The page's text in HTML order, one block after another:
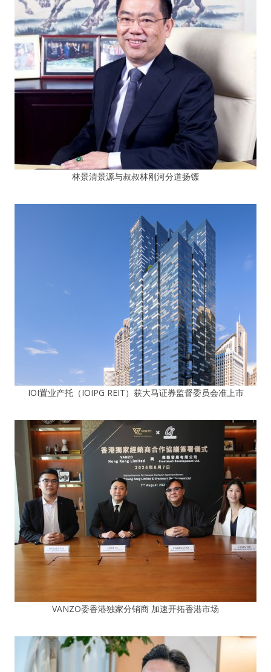
林景清景源与叔叔林刚河分道扬镖
IOI置业产托（IOIPG REIT）获大马证券监督委员会准上市
VANZO委香港独家分销商 加速开拓香港市场